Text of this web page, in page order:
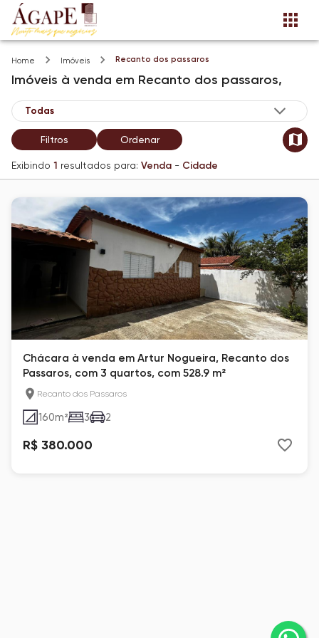
Home Imóveis Recanto dos passaros
Imóveis à venda em Recanto dos passaros,
Filtros Ordenar
Exibindo 1 resultados para: Venda - Cidade
Chácara à venda em Artur Nogueira, Recanto dos
Passaros, com 3 quartos, com 528.9 m²
Recanto dos Passaros
160m² 3 2
R$ 380.000